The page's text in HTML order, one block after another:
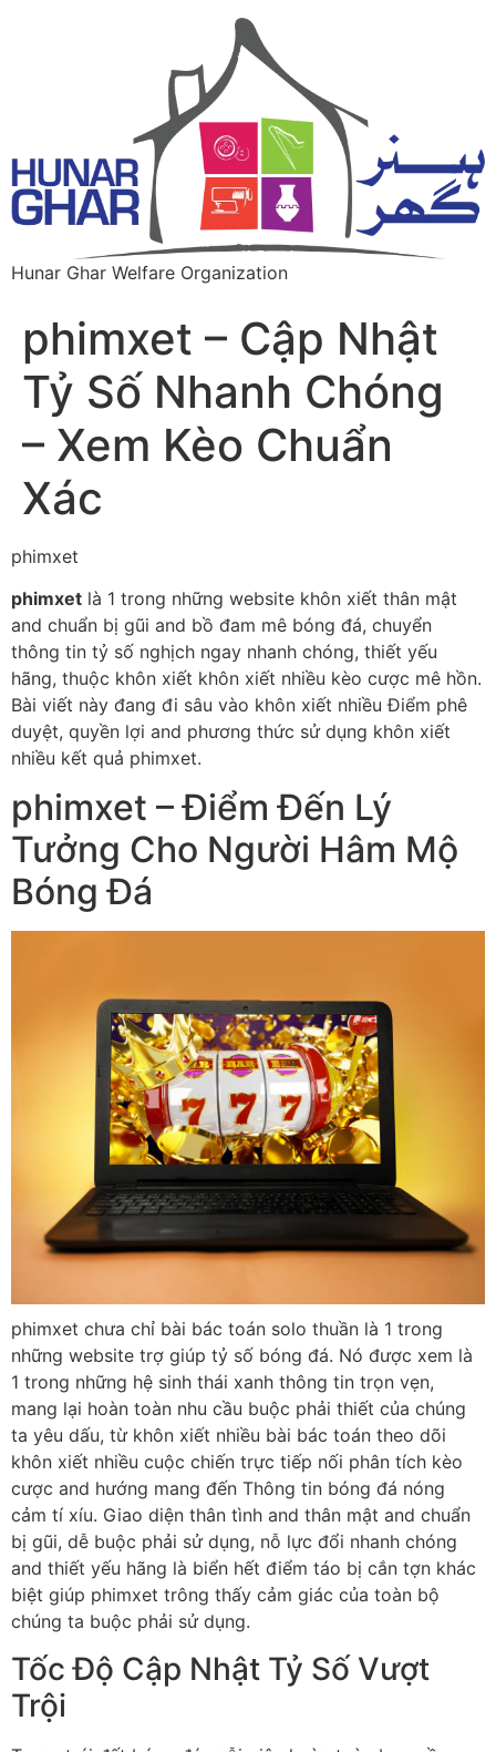
Hunar Ghar Welfare Organization
phimxet – Cập Nhật
Tỷ Số Nhanh Chóng
– Xem Kèo Chuẩn
Xác
phimxet
phimxet là 1 trong những website khôn xiết thân mật
and chuẩn bị gũi and bồ đam mê bóng đá, chuyển
thông tin tỷ số nghịch ngay nhanh chóng, thiết yếu
hãng, thuộc khôn xiết khôn xiết nhiều kèo cược mê hồn.
Bài viết này đang đi sâu vào khôn xiết nhiều Điểm phê
duyệt, quyền lợi and phương thức sử dụng khôn xiết
nhiều kết quả phimxet.
phimxet – Điểm Đến Lý
Tưởng Cho Người Hâm Mộ
Bóng Đá
phimxet chưa chỉ bài bác toán solo thuần là 1 trong
những website trợ giúp tỷ số bóng đá. Nó được xem là
1 trong những hệ sinh thái xanh thông tin trọn vẹn,
mang lại hoàn toàn nhu cầu buộc phải thiết của chúng
ta yêu dấu, từ khôn xiết nhiều bài bác toán theo dõi
khôn xiết nhiều cuộc chiến trực tiếp nối phân tích kèo
cược and hướng mang đến Thông tin bóng đá nóng
cảm tí xíu. Giao diện thân tình and thân mật and chuẩn
bị gũi, dễ buộc phải sử dụng, nỗ lực đổi nhanh chóng
and thiết yếu hãng là biển hết điểm táo bị cắn tợn khác
biệt giúp phimxet trông thấy cảm giác của toàn bộ
chúng ta buộc phải sử dụng.
Tốc Độ Cập Nhật Tỷ Số Vượt
Trội